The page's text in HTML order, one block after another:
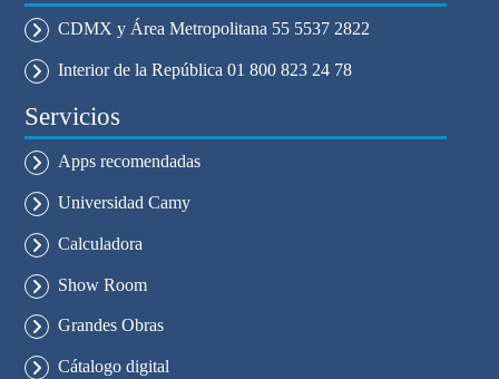
CDMX y Área Metropolitana 55 5537 2822
Interior de la República 01 800 823 24 78
Servicios
Apps recomendadas
Universidad Camy
Calculadora
Show Room
Grandes Obras
Cátalogo digital